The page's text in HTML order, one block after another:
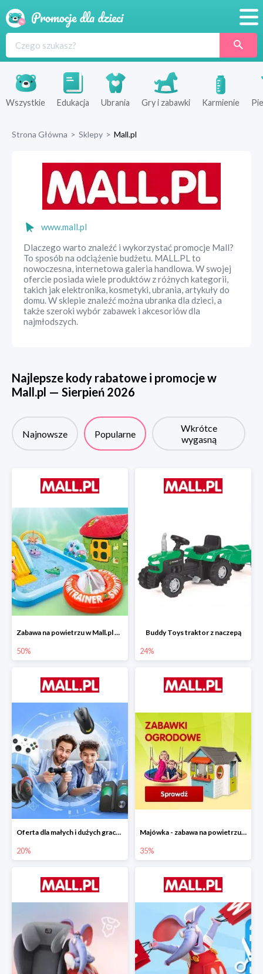
Produkty
Sklepy
Wszystkie Edukacja Ubrania Gry i zabawki Karmienie
Strona Główna > Sklepy > Mall.pl
www.mall.pl
Dlaczego warto znaleźć i wykorzystać promocje Mall?
To sposób na odciążenie budżetu. MALL.PL to
nowoczesna, internetowa galeria handlowa. W swojej
ofercie posiada wiele produktów z różnych kategorii,
takich jak elektronika, kosmetyki, ubrania, artykuły do
domu. W sklepie znaleźć można ubranka dla dzieci, a
także szeroki wybór zabawek i akcesoriów dla
najmłodszych.
Najlepsze kody rabatowe i promocje w
Mall.pl — Sierpień 2026
Najnowsze Popularne
Wkrótce
wygasną
Zabawa na powietrzu w Mall.pl do -50%
50%
Buddy Toys traktor z naczepą
24%
Oferta dla małych i dużych graczy w Mall.pl do -20%
20%
Majówka - zabawa na powietrzu do -35%
35%